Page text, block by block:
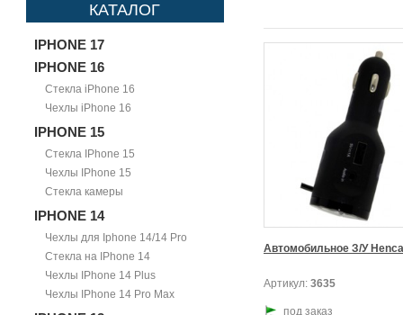
КАТАЛОГ
IPHONE 17
IPHONE 16
Стекла iPhone 16
Чехлы iPhone 16
IPHONE 15
Стекла IPhone 15
Чехлы IPhone 15
Стекла камеры
IPHONE 14
Чехлы для Iphone 14/14 Pro
Стекла на IPhone 14
Чехлы IPhone 14 Plus
Чехлы IPhone 14 Pro Max
Автомобильное З/У Henca
Артикул: 3635
под заказ